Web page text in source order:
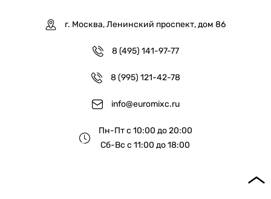
г. Москва, Ленинский проспект, дом 86
8 (495) 141-97-77
8 (995) 121-42-78
info@euromixc.ru
Пн-Пт с 10:00 до 20:00
Сб-Вс с 11:00 до 18:00